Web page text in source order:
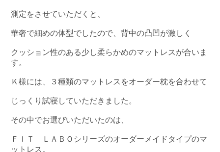
測定をさせていただくと、
華奢で細めの体型でしたので、背中の凸凹が激しく
クッション性のある少し柔らかめのマットレスが合いま
す。
Ｋ様には、３種類のマットレスをオーダー枕を合わせて
じっくり試寝していただきました。
その中でお選びいただいたのは、
ＦＩＴ ＬＡＢＯシリーズのオーダーメイドタイプのマ
ットレス。